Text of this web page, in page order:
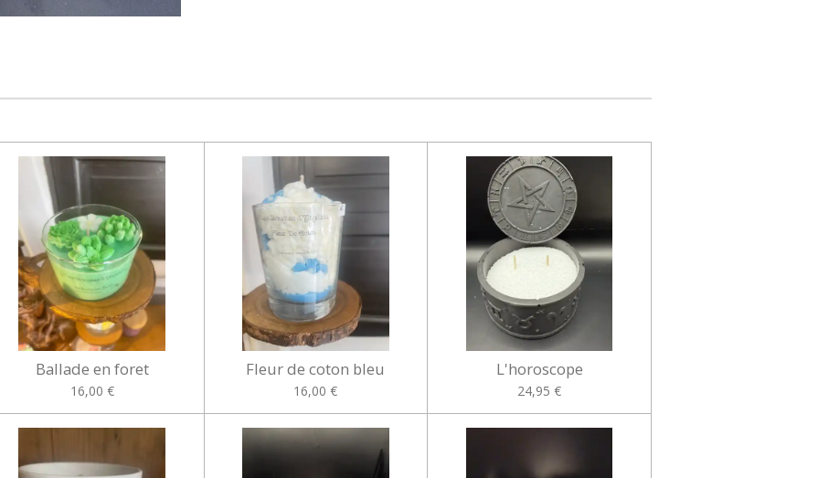
Ballade en foret
16,00 €
Fleur de coton bleu
16,00 €
L'horoscope
24,95 €